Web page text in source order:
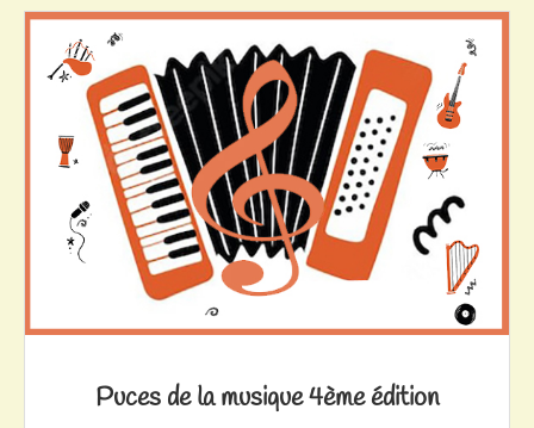
Puces de la musique 4ème édition